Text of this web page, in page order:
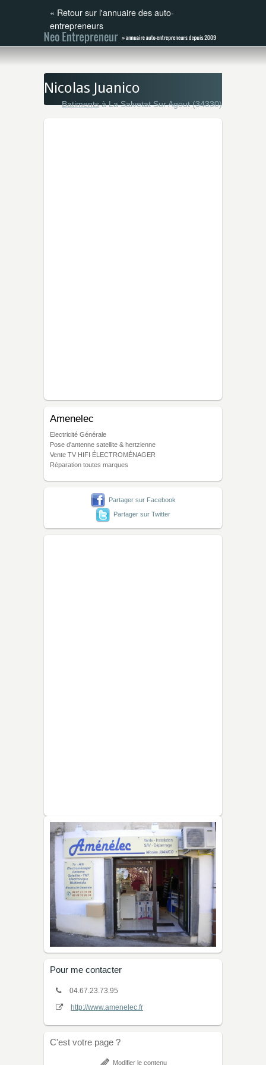
« Retour sur l'annuaire des auto-
entrepreneurs
Nicolas Juanico
Batimentsà La Salvetat Sur Agout (34330)
Amenelec
Electricité Générale
Pose d'antenne satellite & hertzienne
Vente TV HIFI ÉLECTROMÉNAGER
Réparation toutes marques
Partager sur Facebook
Partager sur Twitter
Pour me contacter
04.67.23.73.95
http://www.amenelec.fr
C'est votre page ?
Modifier le contenu